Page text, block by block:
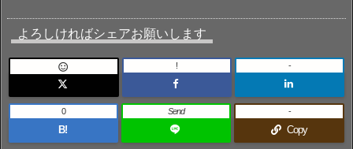
よろしければシェアお願いします
 ! -
B!
0 Send
Copy
-